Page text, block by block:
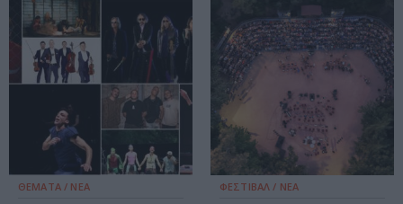
ΘΕΜΑΤΑ / ΝΕΑ ΦΕΣΤΙΒΑΛ / ΝΕΑ